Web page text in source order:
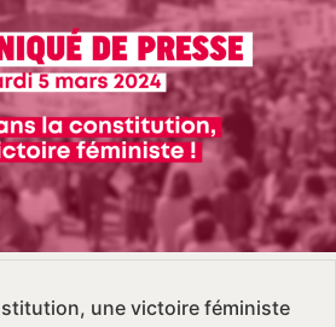
une victoire féministe